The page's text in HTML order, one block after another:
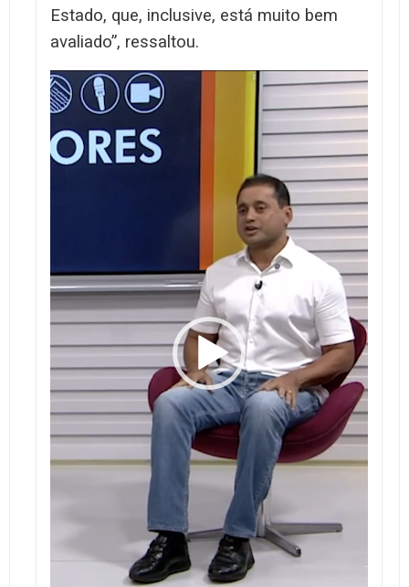
Estado, que, inclusive, está muito bem
avaliado”, ressaltou.
Tocador
de